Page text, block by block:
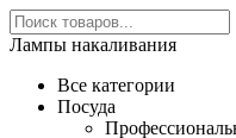
Лампы накаливания
Все категории
Посуда